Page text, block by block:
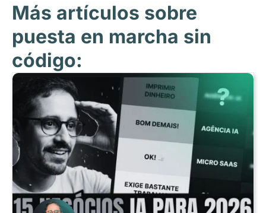
Más artículos sobre
puesta en marcha sin
código: